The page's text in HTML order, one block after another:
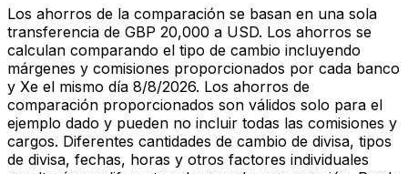
Los ahorros de la comparación se basan en una sola
transferencia de GBP 20,000 a USD. Los ahorros se
calculan comparando el tipo de cambio incluyendo
márgenes y comisiones proporcionados por cada banco
y Xe el mismo día 8/8/2026. Los ahorros de
comparación proporcionados son válidos solo para el
ejemplo dado y pueden no incluir todas las comisiones y
cargos. Diferentes cantidades de cambio de divisa, tipos
de divisa, fechas, horas y otros factores individuales